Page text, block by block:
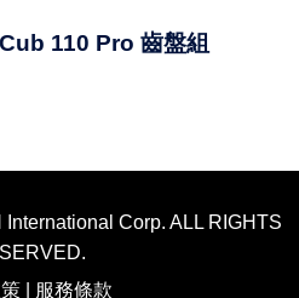
110 Pro 齒盤組
Corp. ALL RIGHTS
服務條款